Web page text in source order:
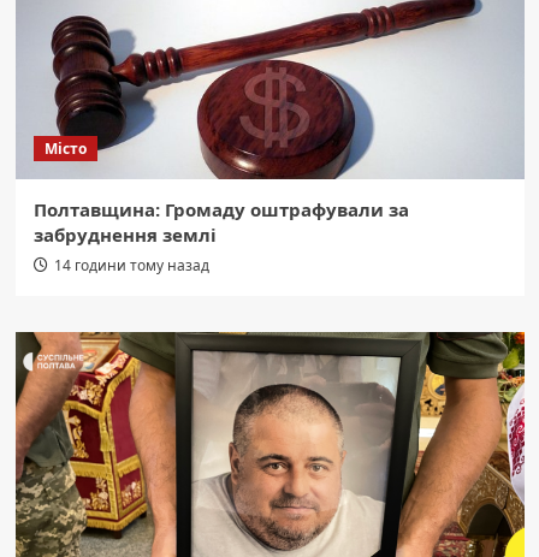
Місто
Полтавщина: Громаду оштрафували за
забруднення землі
14 години тому назад